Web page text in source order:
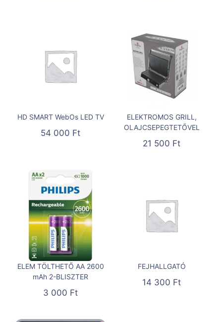
HD SMART WebOs LED TV
54 000 Ft
ELEKTROMOS GRILL,
OLAJCSEPEGTETŐVEL
21 500 Ft
ELEM TÖLTHETŐ AA 2600
mAh 2-BLISZTER
3 000 Ft
FEJHALLGATÓ
14 300 Ft